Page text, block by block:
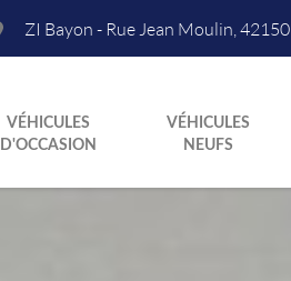
ZI Bayon - Rue Jean Moulin ,42150
VÉHICULES
D'OCCASION
VÉHICULES
NEUFS